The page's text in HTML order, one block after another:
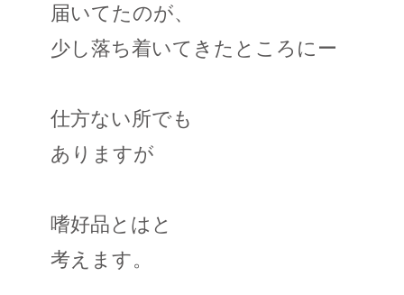
届いてたのが、
少し落ち着いてきたところにー
仕方ない所でも
ありますが
嗜好品とはと
考えます。